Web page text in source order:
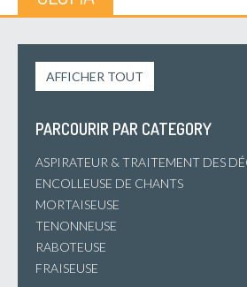
AFFICHER TOUT
PARCOURIR PAR CATEGORY
ASPIRATEUR & TRAITEMENT DES
ENCOLLEUSE DE CHANTS
MORTAISEUSE
TENONNEUSE
RABOTEUSE
FRAISEUSE